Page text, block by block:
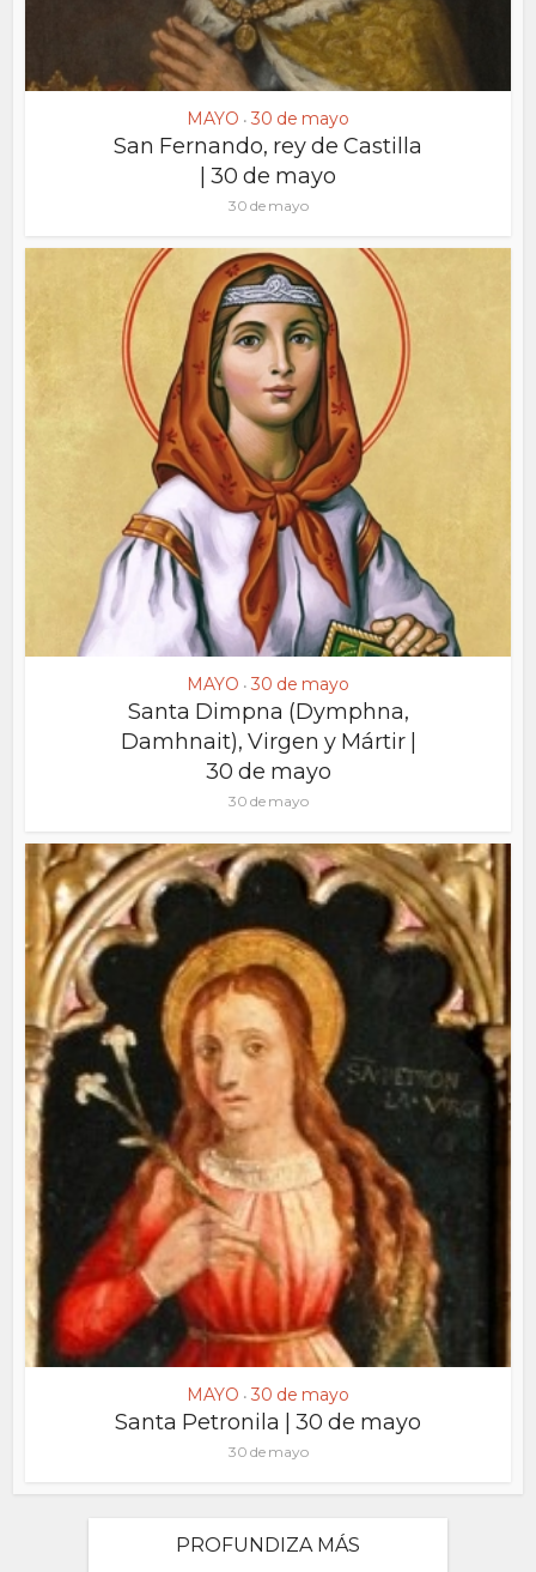
MAYO • 30 de mayo
San Fernando, rey de Castilla
| 30 de mayo
30 de mayo
MAYO • 30 de mayo
Santa Dimpna (Dymphna,
Damhnait), Virgen y Mártir |
30 de mayo
30 de mayo
MAYO • 30 de mayo
Santa Petronila | 30 de mayo
30 de mayo
PROFUNDIZA MÁS